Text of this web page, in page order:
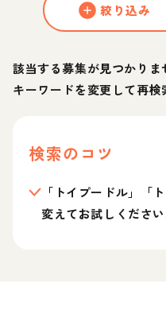
絞り込み
該当する募集が見つかりま
キーワードを変更して再検
検索のコツ
「トイプードル」「
変えてお試しください